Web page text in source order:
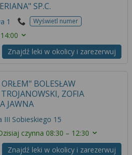
SP.C.
1 Wyświetl numer
Znajdź leki w okolicy i zarezerwuj
BOLESŁAW
ZOFIA
JAWNA
III Sobieskiego 15
czynna 08:30 – 12:30
Znajdź leki w okolicy i zarezerwuj